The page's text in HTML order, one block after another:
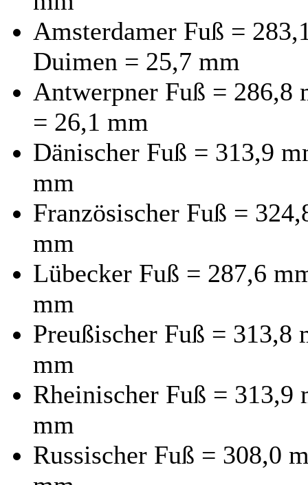
Amsterdamer Fuß =
Duimen = 25,7 mm
Antwerpner Fuß = 286,8
= 26,1 mm
Dänischer Fuß = 313,9
mm
Französischer Fuß =
mm
Lübecker Fuß = 287,6
mm
Preußischer Fuß =
mm
Rheinischer Fuß =
mm
Russischer Fuß = 308,0